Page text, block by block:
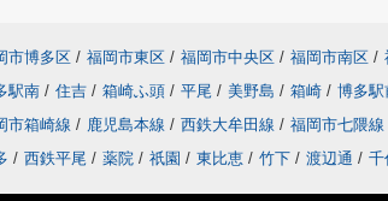
市博多区 / 福岡市東区 / 福岡市中央区 / 福岡市南区 /
駅南 / 住吉 / 箱崎ふ頭 / 平尾 / 美野島 / 箱崎 / 博多駅
市箱崎線 / 鹿児島本線 / 西鉄大牟田線 / 福岡市七隈線
/ 西鉄平尾 / 薬院 / 祇園 / 東比恵 / 竹下 / 渡辺通 / 千